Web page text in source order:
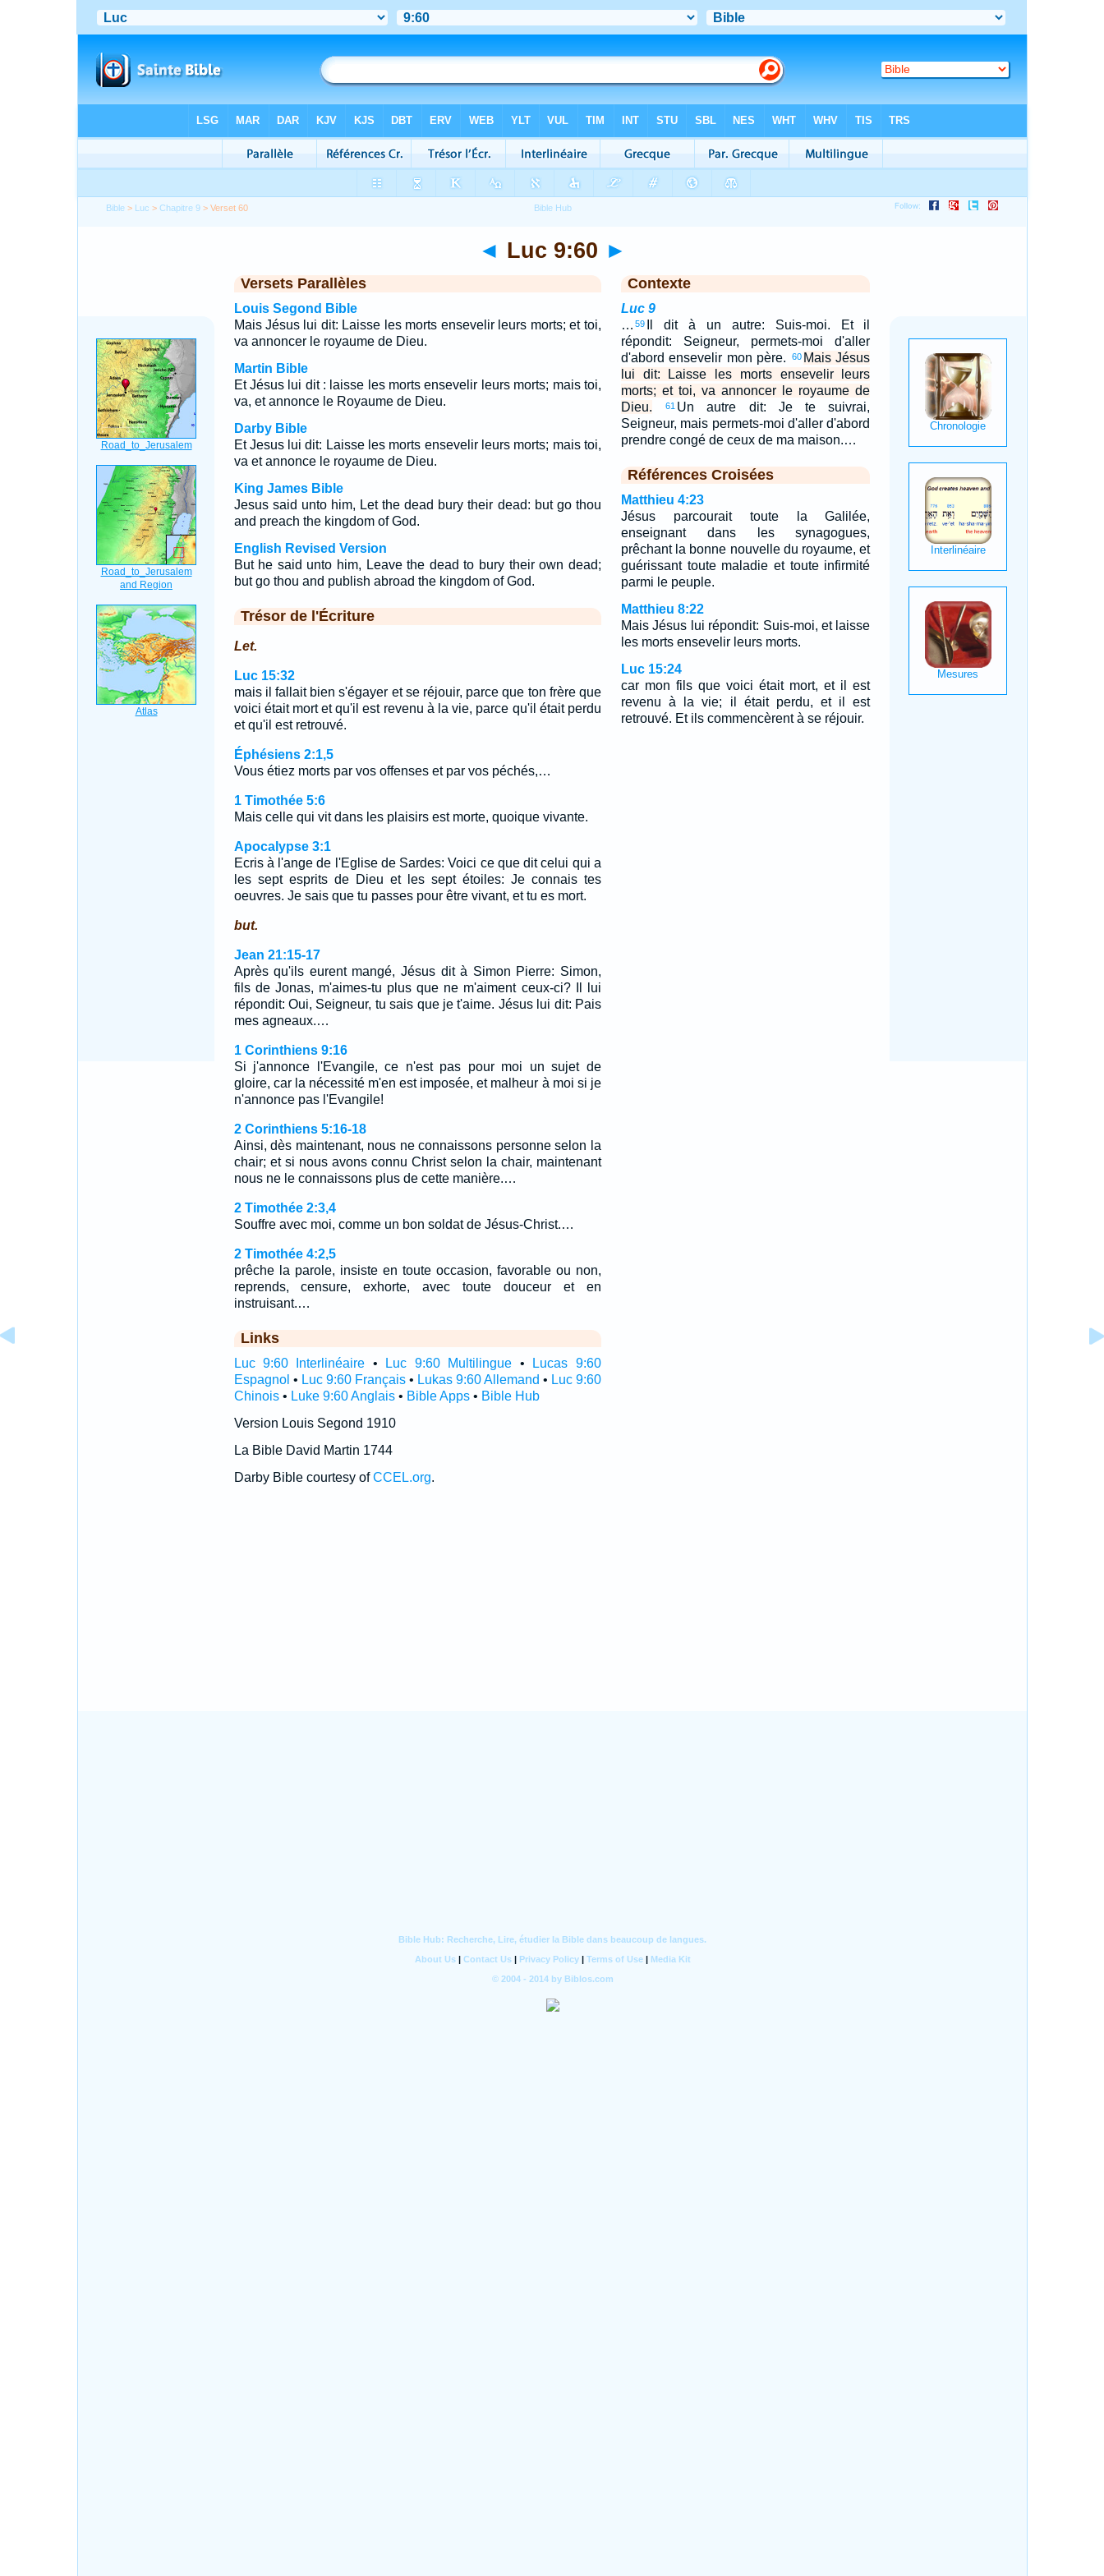
Bible > Luc >Chapitre 9 > Verset 60
◄ Luc 9:60 ►
Versets Parallèles
Louis Segond Bible
Mais Jésus lui dit: Laisse les morts ensevelir leurs morts; et toi,
va annoncer le royaume de Dieu.
Martin Bible
Et Jésus lui dit : laisse les morts ensevelir leurs morts; mais toi,
va, et annonce le Royaume de Dieu.
Darby Bible
Et Jesus lui dit: Laisse les morts ensevelir leurs morts; mais toi,
va et annonce le royaume de Dieu.
King James Bible
Jesus said unto him, Let the dead bury their dead: but go thou
and preach the kingdom of God.
English Revised Version
But he said unto him, Leave the dead to bury their own dead;
but go thou and publish abroad the kingdom of God.
Trésor de l'Écriture
Let.
Luc 15:32
mais il fallait bien s'égayer et se réjouir, parce que ton frère que
voici était mort et qu'il est revenu à la vie, parce qu'il était perdu
et qu'il est retrouvé.
Éphésiens 2:1,5
Vous étiez morts par vos offenses et par vos péchés,…
1 Timothée 5:6
Mais celle qui vit dans les plaisirs est morte, quoique vivante.
Apocalypse 3:1
Ecris à l'ange de l'Eglise de Sardes: Voici ce que dit celui qui a
les sept esprits de Dieu et les sept étoiles: Je connais tes
oeuvres. Je sais que tu passes pour être vivant, et tu es mort.
but.
Jean 21:15-17
Après qu'ils eurent mangé, Jésus dit à Simon Pierre: Simon,
fils de Jonas, m'aimes-tu plus que ne m'aiment ceux-ci? Il lui
répondit: Oui, Seigneur, tu sais que je t'aime. Jésus lui dit: Pais
mes agneaux.…
1 Corinthiens 9:16
Si j'annonce l'Evangile, ce n'est pas pour moi un sujet de
gloire, car la nécessité m'en est imposée, et malheur à moi si je
n'annonce pas l'Evangile!
2 Corinthiens 5:16-18
Ainsi, dès maintenant, nous ne connaissons personne selon la
chair; et si nous avons connu Christ selon la chair, maintenant
nous ne le connaissons plus de cette manière.…
2 Timothée 2:3,4
Souffre avec moi, comme un bon soldat de Jésus-Christ.…
2 Timothée 4:2,5
prêche la parole, insiste en toute occasion, favorable ou non,
reprends, censure, exhorte, avec toute douceur et en
instruisant.…
Links
Luc 9:60 Interlinéaire • Luc 9:60 Multilingue •
Lucas 9:60
Espagnol • Luc 9:60 Français• Lukas 9:60 Allemand • Luc 9:60
Chinois• Luke 9:60 Anglais• Bible Apps• Bible Hub
Version Louis Segond 1910
La Bible David Martin 1744
Darby Bible courtesy ofCCEL.org.
Contexte
Luc 9
… 59
Il dit à un autre: Suis-moi. Et il
répondit: Seigneur, permets-moi d'aller
d'abord ensevelir mon père.
60 Mais Jésus
lui dit: Laisse les morts ensevelir leurs
morts; et toi, va annoncer le royaume de
Dieu.
61 Un autre dit: Je te suivrai,
Seigneur, mais permets-moi d'aller d'abord
prendre congé de ceux de ma maison.…
Références Croisées
Matthieu 4:23
Jésus parcourait toute la Galilée,
enseignant dans les synagogues,
prêchant la bonne nouvelle du royaume, et
guérissant toute maladie et toute infirmité
parmi le peuple.
Matthieu 8:22
Mais Jésus lui répondit: Suis-moi, et laisse
les morts ensevelir leurs morts.
Luc 15:24
car mon fils que voici était mort, et il est
revenu à la vie; il était perdu, et il est
retrouvé. Et ils commencèrent à se réjouir.